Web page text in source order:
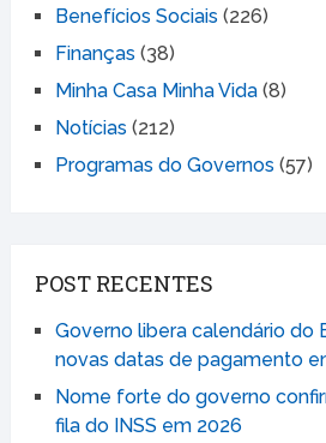
CATEGORIAS
Benefícios Sociais(226)
Notícias(212)
Programas do Governos(57)